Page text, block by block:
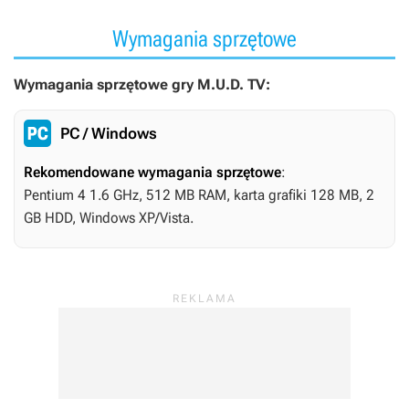
Wymagania sprzętowe
Wymagania sprzętowe gry M.U.D. TV:
PC / Windows
Rekomendowane wymagania sprzętowe:
Pentium 4 1.6 GHz, 512 MB RAM, karta grafiki 128 MB, 2
GB HDD, Windows XP/Vista.